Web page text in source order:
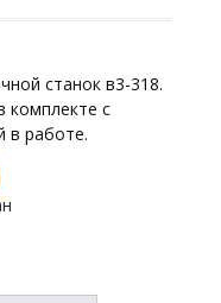
станок в3-318.
комплекте с
в работе.